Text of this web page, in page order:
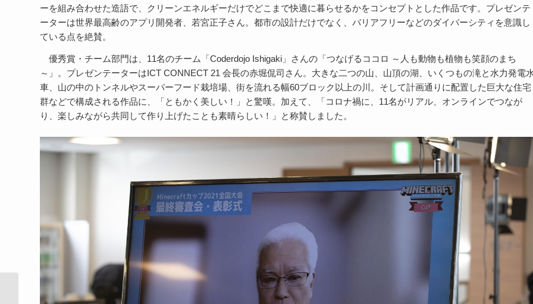
ーを組み合わせた造語で、クリーンエネルギーだけでどこまで快適に暮らせるかをコンセプトとした作品です。プレゼンテ
ーターは世界最高齢のアプリ開発者、若宮正子さん。都市の設計だけでなく、バリアフリーなどのダイバーシティを意識し
ている点を絶賛。
優秀賞・チーム部門は、 11名のチーム「Coderdojo Ishigaki 」さんの「つなげるココロ ～人も動物も植物も笑顔のまち
～」。プレゼンテーターはICT CONNECT 21 会長の赤堀侃司さん。大きな二つの山、山頂の湖、いくつもの滝と水力発電
車、山の中のトンネルやスーパーフード栽培場、街を流れる幅60ブロック以上の川。そして計画通りに配置した巨大な住宅
群などで構成される作品に、「ともかく美しい！」と驚嘆。加えて、「コロナ禍に、 11名がリアル、オンラインでつなが
り、楽しみながら共同して作り上げたことも素晴らしい！」と称賛しました。
【日本IMS協会】第４回テクニカルブ